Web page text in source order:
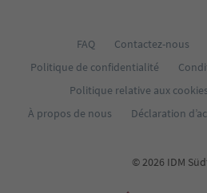
FAQ Contactez-nous
Politique de confidentialité
Politique relative aux cookies
À propos de nous
Déclaration
© 2026 IDM